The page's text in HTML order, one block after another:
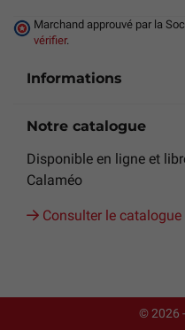
Marchand approuvé par la
vérifier.
Informations
Notre catalogue
Disponible en ligne et
Calaméo
Consulter le catalogue
© 2026